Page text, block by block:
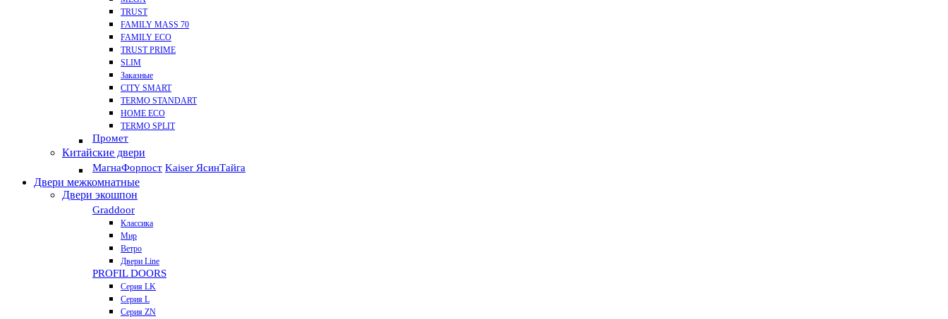
TRUST
FAMILY MASS 70
FAMILY ECO
TRUST PRIME
SLIM
Заказные
CITY SMART
TERMO STANDART
HOME ECO
ТЕRМО SPLIT
Промет
Китайские двери
МагнаФорпост Kaiser ЯсинТайга
Двери межкомнатные
Двери экошпон
Graddoor
Классика
Мир
Ветро
Двери Line
PROFIL DOORS
Серия LK
Серия L
Серия ZN